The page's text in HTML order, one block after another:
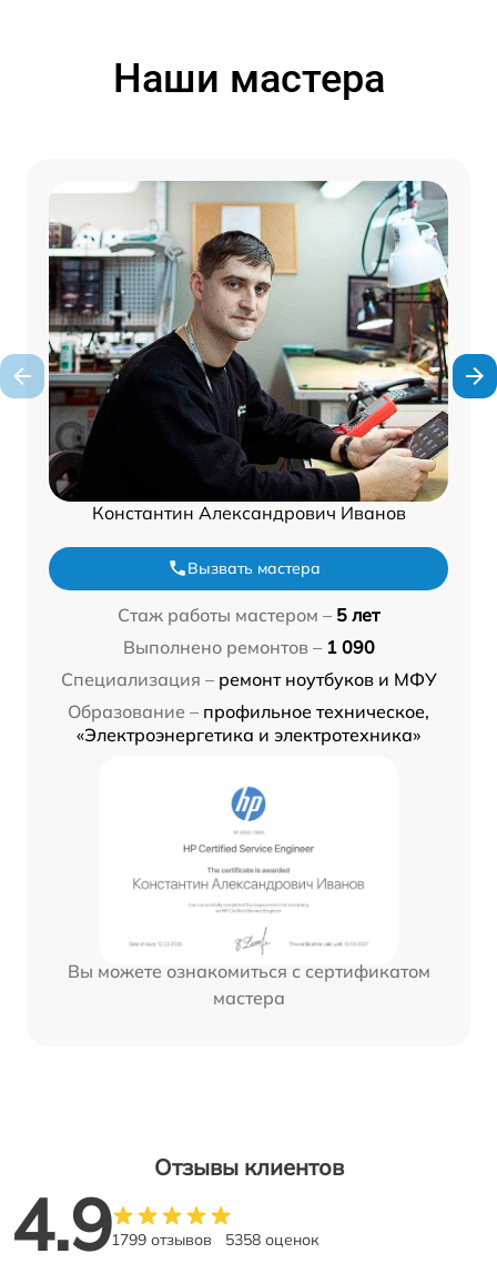
Наши мастера
Константин Александрович Иванов
Вызвать мастера
Стаж работы мастером – 5 лет
Выполнено ремонтов – 1 090
Специализация – ремонт ноутбуков и МФУ
Образование – профильное техническое,
«Электроэнергетика и электротехника»
Вы можете ознакомиться с сертификатом
мастера
Отзывы клиентов
4.91799 отзывов 5358 оценок